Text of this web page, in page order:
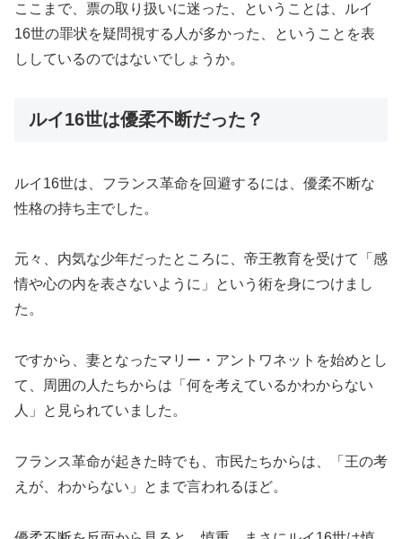
ここまで、票の取り扱いに迷った、ということは、ルイ
16世の罪状を疑問視する人が多かった、ということを表
ししているのではないでしょうか。
ルイ16世は優柔不断だった？
ルイ16世は、フランス革命を回避するには、優柔不断な
性格の持ち主でした。
元々、内気な少年だったところに、帝王教育を受けて「感
情や心の内を表さないように」という術を身につけまし
た。
ですから、妻となったマリー・アントワネットを始めとし
て、周囲の人たちからは「何を考えているかわからない
人」と見られていました。
フランス革命が起きた時でも、市民たちからは、「王の考
えが、わからない」とまで言われるほど。